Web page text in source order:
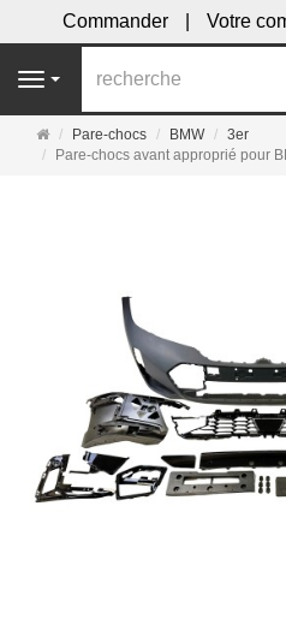
Commander Votre
Navigation
Page
d'accueil
Pare-chocs BMW
3er
Pare-chocs avant approprié pour